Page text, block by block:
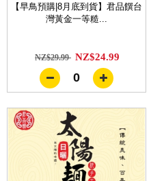
【早鳥預購|8月底到貨】君品饌台
灣黃金一等糙...
NZ$29.99 NZ$24.99
0